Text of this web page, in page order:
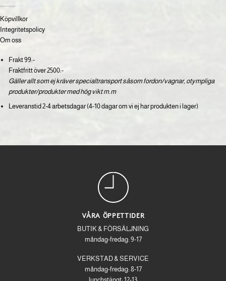
Köpvillkor
Integritetspolicy
Om oss
Frakt 99:-
Fraktfritt över 2500:-
Gäller allt som ej kräver specialtransport såsom fordon/vagnar, otympliga
produkter/produkter med hög vikt m.m
Leveranstid 2-4 arbetsdagar (4-10 dagar om vi ej har produkten i lager)
VÅRA ÖPPETTIDER
BUTIK & FÖRSÄLJNING
måndag-fredag: 9-17
VERKSTAD & SERVICE
måndag-fredag: 8-17